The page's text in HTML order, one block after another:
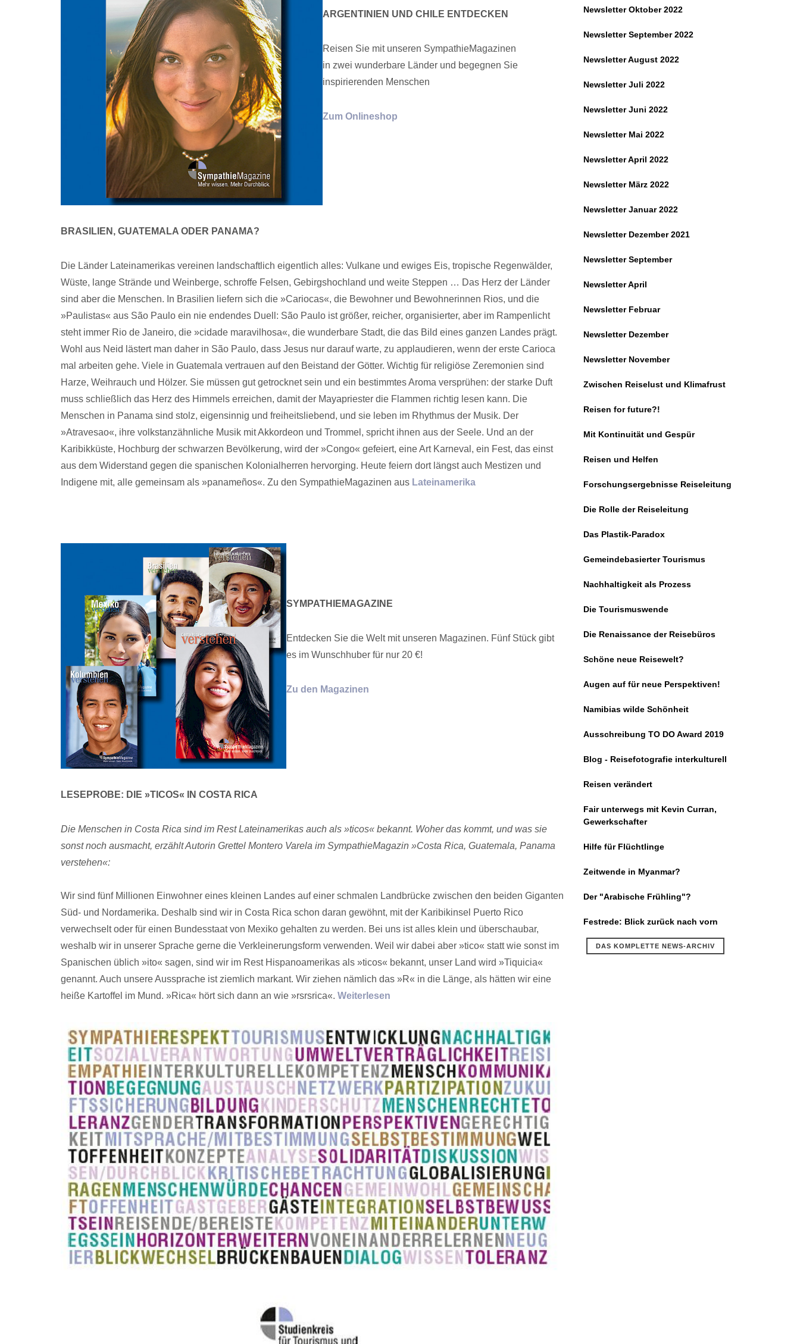
ARGENTINIEN UND CHILE ENTDECKEN
Reisen Sie mit unseren SympathieMagazinen
in zwei wunderbare Länder und begegnen Sie
inspirierenden Menschen
Zum Onlineshop
BRASILIEN, GUATEMALA ODER PANAMA?
Die Länder Lateinamerikas vereinen landschaftlich eigentlich alles: Vulkane und ewiges Eis, tropische Regenwälder,
Wüste, lange Strände und Weinberge, schroffe Felsen, Gebirgshochland und weite Steppen … Das Herz der Länder
sind aber die Menschen. In Brasilien liefern sich die »Cariocas«, die Bewohner und Bewohnerinnen Rios, und die
»Paulistas« aus São Paulo ein nie endendes Duell: São Paulo ist größer, reicher, organisierter, aber im Rampenlicht
steht immer Rio de Janeiro, die »cidade maravilhosa«, die wunderbare Stadt, die das Bild eines ganzen Landes prägt.
Wohl aus Neid lästert man daher in São Paulo, dass Jesus nur darauf warte, zu applaudieren, wenn der erste Carioca
mal arbeiten gehe. Viele in Guatemala vertrauen auf den Beistand der Götter. Wichtig für religiöse Zeremonien sind
Harze, Weihrauch und Hölzer. Sie müssen gut getrocknet sein und ein bestimmtes Aroma versprühen: der starke Duft
muss schließlich das Herz des Himmels erreichen, damit der Mayapriester die Flammen richtig lesen kann. Die
Menschen in Panama sind stolz, eigensinnig und freiheitsliebend, und sie leben im Rhythmus der Musik. Der
»Atravesao«, ihre volkstanzähnliche Musik mit Akkordeon und Trommel, spricht ihnen aus der Seele. Und an der
Karibikküste, Hochburg der schwarzen Bevölkerung, wird der »Congo« gefeiert, eine Art Karneval, ein Fest, das einst
aus dem Widerstand gegen die spanischen Kolonialherren hervorging. Heute feiern dort längst auch Mestizen und
Indigene mit, alle gemeinsam als »panameños«. Zu den SympathieMagazinen aus Lateinamerika
SYMPATHIEMAGAZINE
Entdecken Sie die Welt mit unseren Magazinen. Fünf Stück gibt
es im Wunschhuber für nur 20 €!
Zu den Magazinen
LESEPROBE: DIE »TICOS« IN COSTA RICA
Die Menschen in Costa Rica sind im Rest Lateinamerikas auch als »ticos« bekannt. Woher das kommt, und was sie
sonst noch ausmacht, erzählt Autorin Grettel Montero Varela im SympathieMagazin »Costa Rica, Guatemala, Panama
verstehen«:
Wir sind fünf Millionen Einwohner eines kleinen Landes auf einer schmalen Landbrücke zwischen den beiden Giganten
Süd- und Nordamerika. Deshalb sind wir in Costa Rica schon daran gewöhnt, mit der Karibikinsel Puerto Rico
verwechselt oder für einen Bundesstaat von Mexiko gehalten zu wer­den. Bei uns ist alles klein und überschaubar,
weshalb wir in unserer Sprache gerne die Verkleinerungsform verwenden. Weil wir dabei aber »tico« statt wie sonst im
Spanischen üblich »ito« sagen, sind wir im Rest Hispanoamerikas als »ticos« bekannt, unser Land wird »Tiquicia«
genannt. Auch unsere Aussprache ist ziemlich markant. Wir ziehen nämlich das »R« in die Länge, als hätten wir eine
heiße Kartoffel im Mund. »Rica« hört sich dann an wie »rsrsrica«. Weiterlesen
Newsletter Oktober 2022
Newsletter September 2022
Newsletter August 2022
Newsletter Juli 2022
Newsletter Juni 2022
Newsletter Mai 2022
Newsletter April 2022
Newsletter März 2022
Newsletter Januar 2022
Newsletter Dezember 2021
Newsletter September
Newsletter April
Newsletter Februar
Newsletter Dezember
Newsletter November
Zwischen Reiselust und Klimafrust
Reisen for future?!
Mit Kontinuität und Gespür
Reisen und Helfen
Forschungsergebnisse Reiseleitung
Die Rolle der Reiseleitung
Das Plastik-Paradox
Gemeindebasierter Tourismus
Nachhaltigkeit als Prozess
Die Tourismuswende
Die Renaissance der Reisebüros
Schöne neue Reisewelt?
Augen auf für neue Perspektiven!
Namibias wilde Schönheit
Ausschreibung TO DO Award 2019
Blog - Reisefotografie interkulturell
Reisen verändert
Fair unterwegs mit Kevin Curran,
Gewerkschafter
Hilfe für Flüchtlinge
Zeitwende in Myanmar?
Der "Arabische Frühling"?
Festrede: Blick zurück nach vorn
DAS KOMPLETTE NEWS-ARCHIV